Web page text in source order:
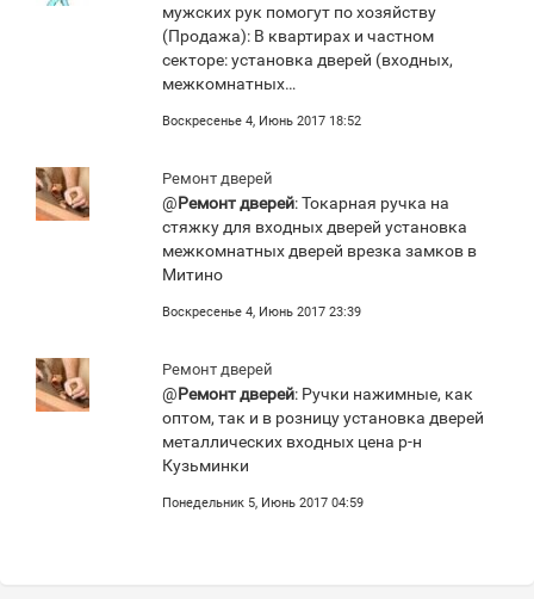
мужских рук помогут по хозяйству
(Продажа): В квартирах и частном
секторе: установка дверей (входных,
межкомнатных…
Воскресенье 4, Июнь 2017 18:52
Ремонт дверей
@Ремонт дверей: Токарная ручка на
стяжку для входных дверей установка
межкомнатных дверей врезка замков в
Митино
Воскресенье 4, Июнь 2017 23:39
Ремонт дверей
@Ремонт дверей: Ручки нажимные, как
оптом, так и в розницу установка дверей
металлических входных цена р-н
Кузьминки
Понедельник 5, Июнь 2017 04:59